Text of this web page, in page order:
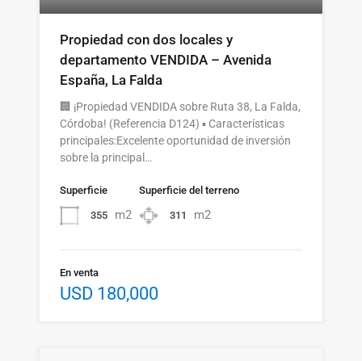
Propiedad con dos locales y
departamento VENDIDA – Avenida
España, La Falda
🏢 ¡Propiedad VENDIDA sobre Ruta 38, La Falda,
Córdoba! (Referencia D124) ▪️ Características
principales:Excelente oportunidad de inversión
sobre la principal…
Superficie
355 m2
Superficie del terreno
311 m2
En venta
USD 180,000